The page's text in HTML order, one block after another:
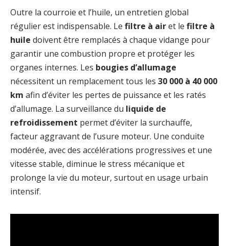
Outre la courroie et l’huile, un entretien global
régulier est indispensable. Le filtre à airet le filtre à
huile doivent être remplacés à chaque vidange pour
garantir une combustion propre et protéger les
organes internes. Les bougies d’allumage
nécessitent un remplacement tous les 30 000 à 40 000
km afin d’éviter les pertes de puissance et les ratés
d’allumage. La surveillance du liquide de
refroidissement permet d’éviter la surchauffe,
facteur aggravant de l’usure moteur. Une conduite
modérée, avec des accélérations progressives et une
vitesse stable, diminue le stress mécanique et
prolonge la vie du moteur, surtout en usage urbain
intensif.